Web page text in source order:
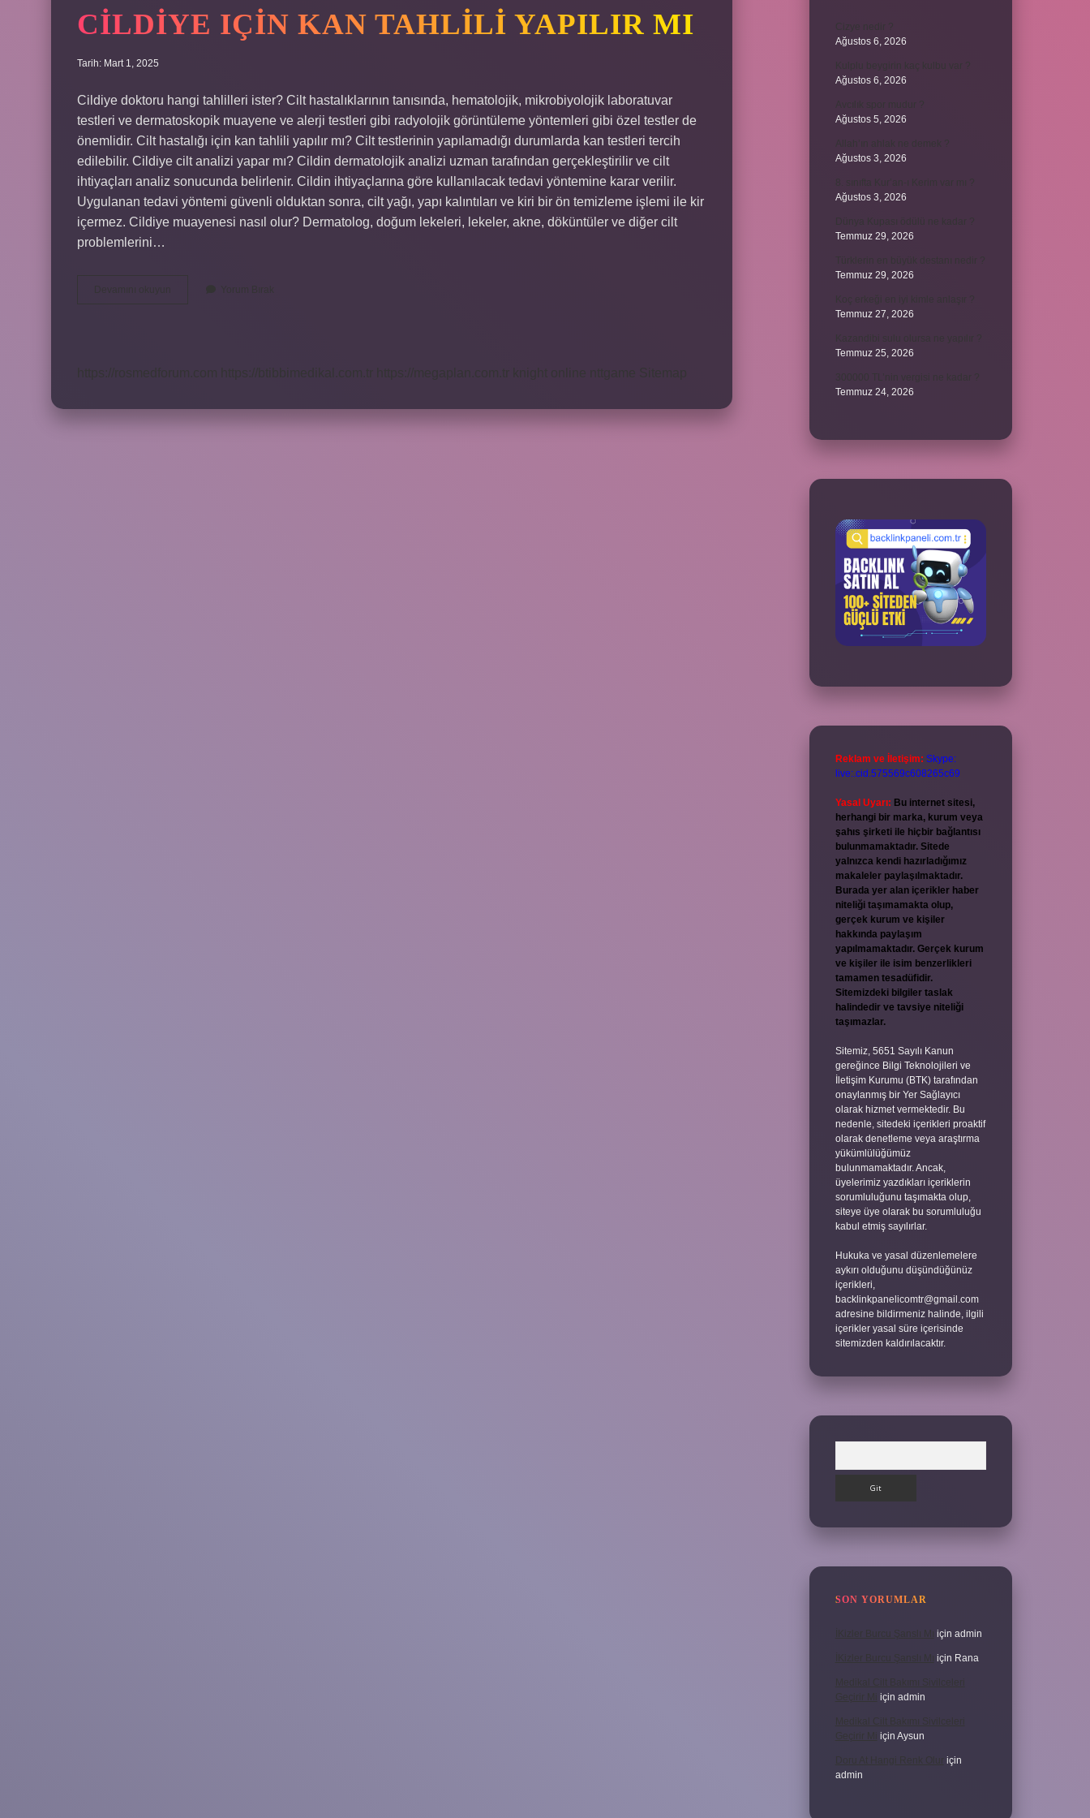
CILDIYE IÇIN KAN TAHLILI YAPILIR MI
Tarih: Mart 1, 2025
Cildiye doktoru hangi tahlilleri ister? Cilt hastalıklarının tanısında, hematolojik, mikrobiyolojik laboratuvar
testleri ve dermatoskopik muayene ve alerji testleri gibi radyolojik görüntüleme yöntemleri gibi özel testler de
önemlidir. Cilt hastalığı için kan tahlili yapılır mı? Cilt testlerinin yapılamadığı durumlarda kan testleri tercih
edilebilir. Cildiye cilt analizi yapar mı? Cildin dermatolojik analizi uzman tarafından gerçekleştirilir ve cilt
ihtiyaçları analiz sonucunda belirlenir. Cildin ihtiyaçlarına göre kullanılacak tedavi yöntemine karar verilir.
Uygulanan tedavi yöntemi güvenli olduktan sonra, cilt yağı, yapı kalıntıları ve kiri bir ön temizleme işlemi ile kir
içermez. Cildiye muayenesi nasıl olur? Dermatolog, doğum lekeleri, lekeler, akne, döküntüler ve diğer cilt
problemlerini…
Ağustos 6, 2026
Ağustos 6, 2026
Ağustos 5, 2026
Ağustos 3, 2026
Ağustos 3, 2026
Temmuz 29, 2026
Temmuz 29, 2026
Temmuz 27, 2026
Temmuz 25, 2026
Temmuz 24, 2026
Reklam ve İletişim: Skype:
live:.cid.575569c608265c69
Yasal Uyarı: Bu internet sitesi,
herhangi bir marka, kurum veya
şahıs şirketi ile hiçbir bağlantısı
bulunmamaktadır. Sitede
yalnızca kendi hazırladığımız
makaleler paylaşılmaktadır.
Burada yer alan içerikler haber
niteliği taşımamakta olup,
gerçek kurum ve kişiler
hakkında paylaşım
yapılmamaktadır. Gerçek kurum
ve kişiler ile isim benzerlikleri
tamamen tesadüfidir.
Sitemizdeki bilgiler taslak
halindedir ve tavsiye niteliği
taşımazlar.
Sitemiz, 5651 Sayılı Kanun
gereğince Bilgi Teknolojileri ve
İletişim Kurumu (BTK) tarafından
onaylanmış bir Yer Sağlayıcı
olarak hizmet vermektedir. Bu
nedenle, sitedeki içerikleri proaktif
olarak denetleme veya araştırma
yükümlülüğümüz
bulunmamaktadır. Ancak,
üyelerimiz yazdıkları içeriklerin
sorumluluğunu taşımakta olup,
siteye üye olarak bu sorumluluğu
kabul etmiş sayılırlar.
Hukuka ve yasal düzenlemelere
aykırı olduğunu düşündüğünüz
içerikleri,
backlinkpanelicomtr@gmail.com
adresine bildirmeniz halinde, ilgili
içerikler yasal süre içerisinde
sitemizden kaldırılacaktır.
SON YORUMLAR
İKizler Burcu Şanslı Mı için admin
İKizler Burcu Şanslı Mı için Rana
Medikal Cilt Bakımı Sivilceleri
Geçirir Mi için admin
Medikal Cilt Bakımı Sivilceleri
Geçirir Mi için Aysun
Doru At Hangi Renk Olur için
admin